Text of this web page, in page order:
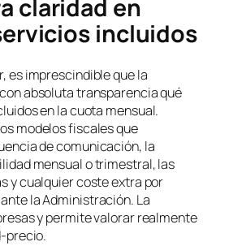
claridad en
incluidos
es imprescindible que la
absoluta transparencia qué
en la cuota mensual.
modelos fiscales que
de comunicación, la
mensual o trimestral, las
y cualquier coste extra por
la Administración. La
y permite valorar realmente
precio.